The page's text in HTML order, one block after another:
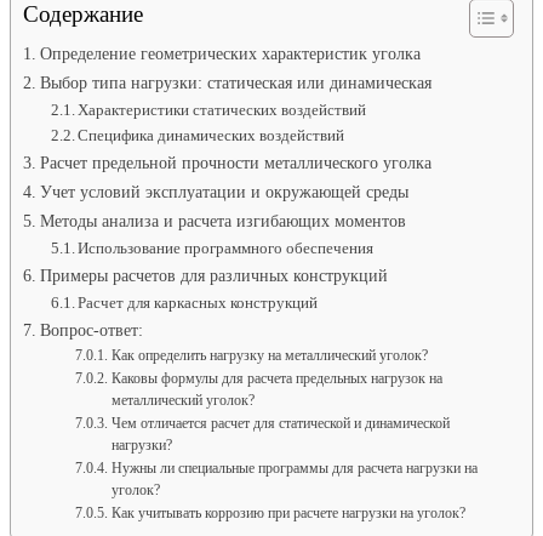
Содержание
Определение геометрических характеристик уголка
Выбор типа нагрузки: статическая или динамическая
Характеристики статических воздействий
Специфика динамических воздействий
Расчет предельной прочности металлического уголка
Учет условий эксплуатации и окружающей среды
Методы анализа и расчета изгибающих моментов
Использование программного обеспечения
Примеры расчетов для различных конструкций
Расчет для каркасных конструкций
Вопрос-ответ:
Как определить нагрузку на металлический уголок?
Каковы формулы для расчета предельных нагрузок на
металлический уголок?
Чем отличается расчет для статической и динамической
нагрузки?
Нужны ли специальные программы для расчета нагрузки на
уголок?
Как учитывать коррозию при расчете нагрузки на уголок?